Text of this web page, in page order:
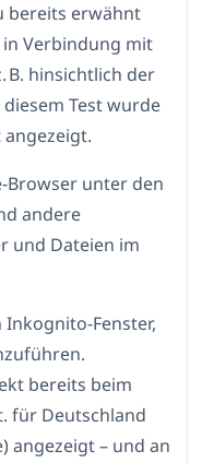
bereits erwähnt
in Verbindung mit
B. hinsichtlich der
Test wurde
Browser unter den
andere
und Dateien im
Fenster,
bereits beim
für Deutschland
angezeigt – und an